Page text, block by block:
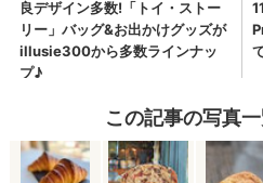
この記事の写真一